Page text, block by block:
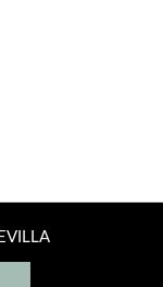
elegir